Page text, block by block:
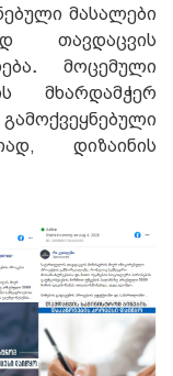
მასალები
თავდაცვის
.მოცემული
მხარდამჭერ
დიზაინის